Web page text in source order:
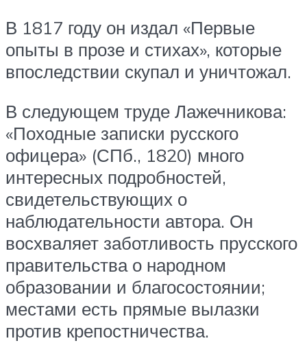
В 1817 году он издал «Первые
опыты в прозе и стихах», которые
впоследствии скупал и уничтожал.
В следующем труде Лажечникова:
«Походные записки русского
офицера» (СПб., 1820) много
интересных подробностей,
свидетельствующих о
наблюдательности автора. Он
восхваляет заботливость прусского
правительства о народном
образовании и благосостоянии;
местами есть прямые вылазки
против крепостничества.